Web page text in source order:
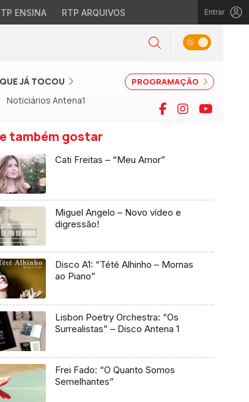
ENSINA RTP ARQUIVOS Entrar
Pesquisar
Alternar tema
PROGRAMAÇÃO
JÁ TOCOU
Noticiários Antena1 Facebook
Instagram
também gostar
Cati Freitas – “Meu Amor”
Miguel Angelo – Novo vídeo e
digressão!
Disco A1: “Tété Alhinho – Mornas
ao Piano”
Lisbon Poetry Orchestra: “Os
Surrealistas” – Disco Antena 1
Frei Fado: “O Quanto Somos
Semelhantes”